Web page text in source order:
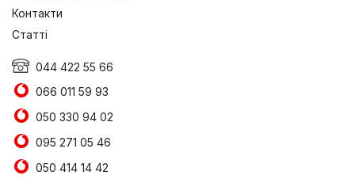
Контакти
Статті
044 422 55 66
066 011 59 93
050 330 94 02
095 271 05 46
050 414 14 42